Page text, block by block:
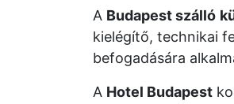
A Budapest szálló
kielégítő, technikai
befogadására
A Hotel Budapest